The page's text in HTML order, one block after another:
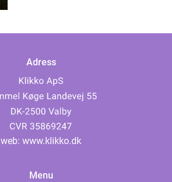
Adress
web: www.klikko.dk
Menu